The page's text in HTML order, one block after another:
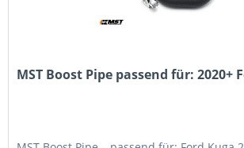
MST Boost Pipe passend für: 2020+